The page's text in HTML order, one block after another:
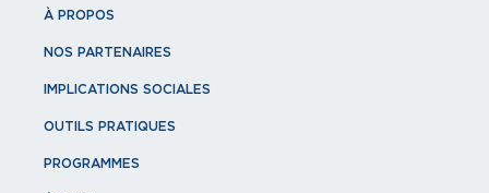
À PROPOS
NOS PARTENAIRES
IMPLICATIONS SOCIALES
OUTILS PRATIQUES
PROGRAMMES